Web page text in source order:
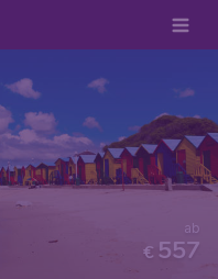
€ 557
ab